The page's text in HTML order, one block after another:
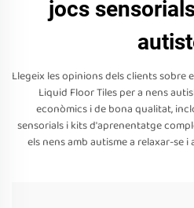
jocs
Llegeix les opinions dels clients sobre
Liquid Floor Tiles per a nens
econòmics i de bona qualitat,
sensorials i kits d'aprenentatge
els nens amb autisme a relaxar-se